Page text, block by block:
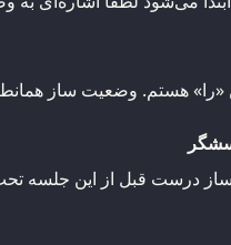
هستم. وضعیت ساز
ساز درست قبل از این جلسه